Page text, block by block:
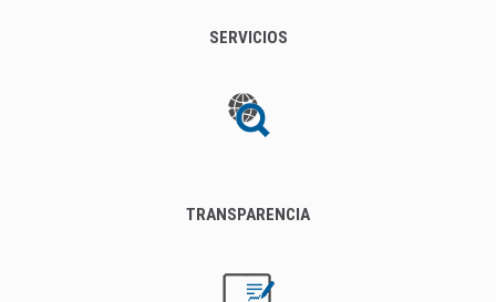
SERVICIOS
TRANSPARENCIA